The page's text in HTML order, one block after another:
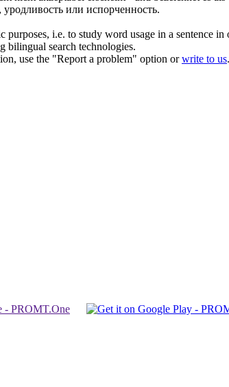
или испорченность.
i.e. to study word usage in a sentence
bilingual search technologies.
use the "Report a problem" option orwrite to us.